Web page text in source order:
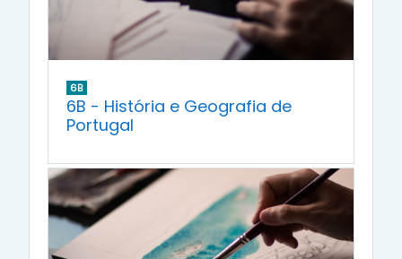
6B
6B - História e Geografia de
Portugal